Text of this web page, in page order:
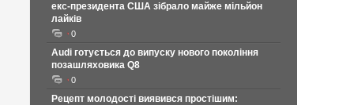
екс-президента США зібрало майже мільйон
лайків
0
Audi готується до випуску нового покоління
позашляховика Q8
0
Рецепт молодості виявився простішим: